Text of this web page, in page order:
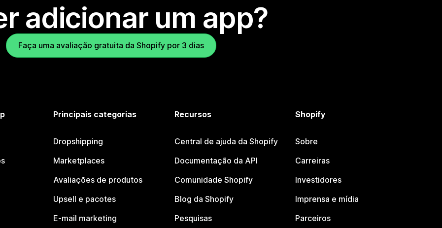
adicionar um app?
Faça uma avaliação gratuita da Shopify por 3 dias
Principais categorias
Dropshipping
Marketplaces
Avaliações de produtos
Upsell e pacotes
E-mail marketing
Recursos
Central de ajuda da Shopify
Documentação da API
Comunidade Shopify
Blog da Shopify
Pesquisas
Shopify
Sobre
Carreiras
Investidores
Imprensa e mídia
Parceiros